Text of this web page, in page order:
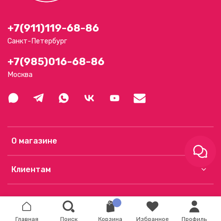
О магазине
Клиентам
+7(911)119-68-86
Санкт-Петербург
+7(985)016-68-86
Москва
Главная Поиск Корзина Избранное Профиль